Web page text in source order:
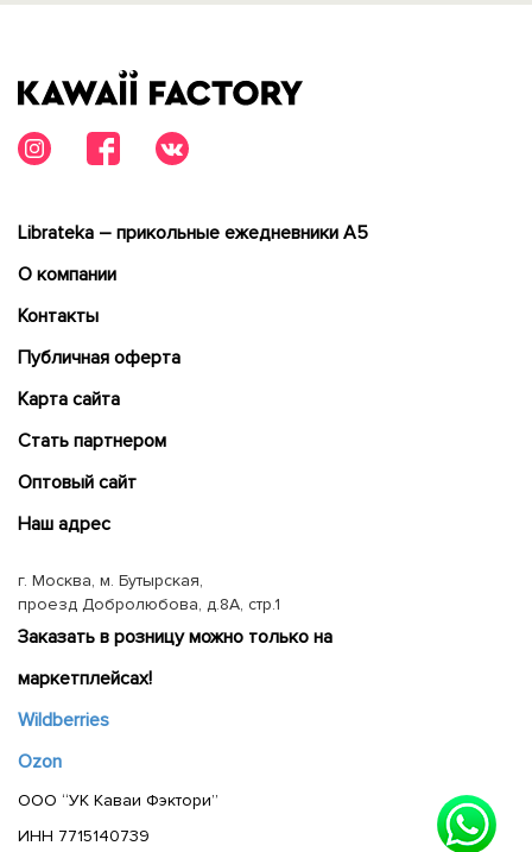
Librateka – прикольные ежедневники А5
О компании
Контакты
Публичная оферта
Карта сайта
Cтать партнером
Оптовый сайт
Наш адрес
г. Москва, м. Бутырская,
проезд Добролюбова, д.8А, стр.1
Заказать в розницу можно только на
маркетплейсах!
Wildberries
Ozon
ООО “УК Каваи Фэктори”
ИНН 7715140739